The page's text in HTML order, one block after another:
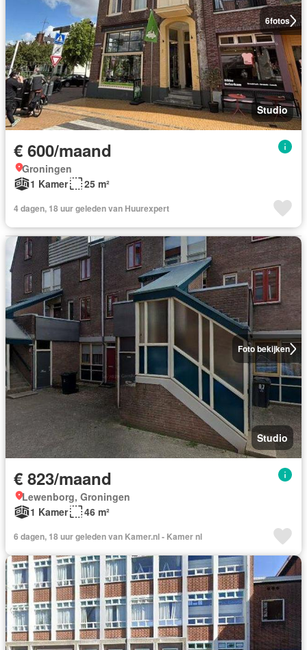
6fotos
Studio
€ 600/maand
Groningen
1 Kamer
25 m²
4 dagen, 18 uur geleden van Huurexpert
Foto bekijken
Studio
€ 823/maand
Lewenborg, Groningen
1 Kamer
46 m²
6 dagen, 18 uur geleden van Kamer.nl - Kamer nl